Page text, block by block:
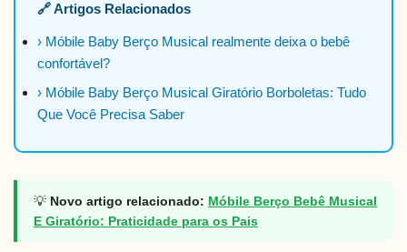
🔗 Artigos Relacionados
› Móbile Baby Berço Musical realmente deixa o bebê
confortável?
› Móbile Baby Berço Musical Giratório Borboletas: Tudo
Que Você Precisa Saber
💡 Novo artigo relacionado: Móbile Berço Bebê Musical
E Giratório: Praticidade para os Pais